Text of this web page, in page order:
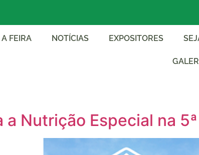
A FEIRA NOTÍCIAS EXPOSITORES
Nutrição Especial na 5ª